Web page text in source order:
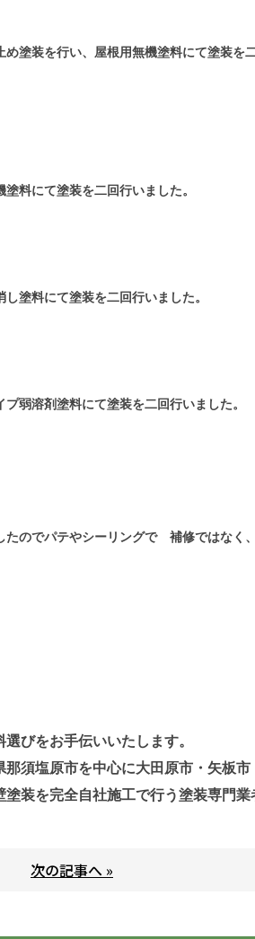
塗装を行い、屋根用無機塗料にて塗装を
料にて塗装を二回行いました。
塗料にて塗装を二回行いました。
弱溶剤塗料にて塗装を二回行いました。
たのでパテやシーリングで 補修ではなく
びをお手伝いいたします。
須塩原市を中心に大田原市・矢板市
装を完全自社施工で行う塗装専門業
次の記事へ »